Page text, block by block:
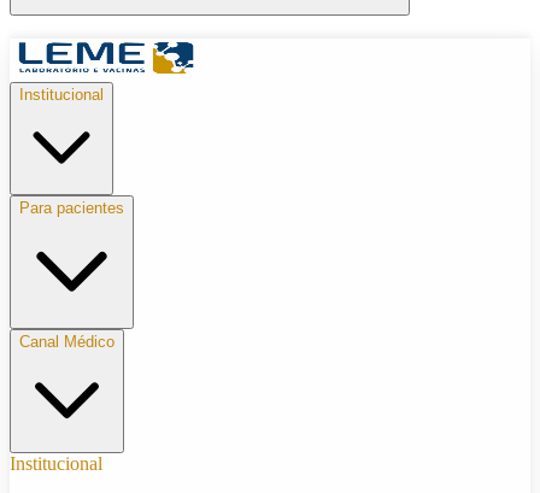
Institucional
Para pacientes
Canal Médico
Institucional